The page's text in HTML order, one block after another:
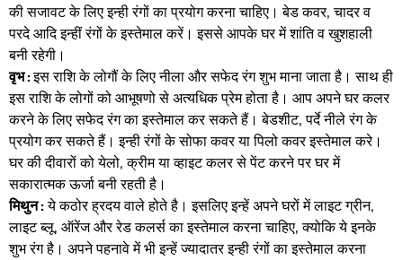
की सजावट के लिए इन्ही रंगों का प्रयोग करना चाहिए। बेड कवर, चादर व
परदे आदि इन्हीं रंगों के इस्तेमाल करें। इससे आपके घर में शांति व खुशहाली
बनी रहेगी।
वृभ :इस राशि के लोगौं के लिए नीला और सफेद रंग शुभ माना जाता है। साथ ही
इस राशि के लोगों को आभूषणो से अत्यधिक प्रेम होता है। आप अपने घर कलर
करने के लिए सफेद रंग का इस्तेमाल कर सकते हैं। बेडशीट, पर्दे नीले रंग के
प्रयोग कर सकते हैं। इन्ही रंगों के सोफा कवर या पिलो कवर इस्तेमाल करे।
घर की दीवारों को येलो, क्रीम या व्हाइट कलर से पेंट करने पर घर में
सकारात्मक ऊर्जा बनी रहती है।
मिथुन :ये कठोर ह्रदय वाले होते है। इसलिए इन्हें अपने घरों में लाइट ग्रीन,
लाइट ब्लू, ऑरेंज और रेड कलर्स का इस्तेमाल करना चाहिए, क्योकि ये इनके
शुभ रंग है। अपने पहनावे में भी इन्हें ज्यादातर इन्ही रंगों का इस्तेमाल करना